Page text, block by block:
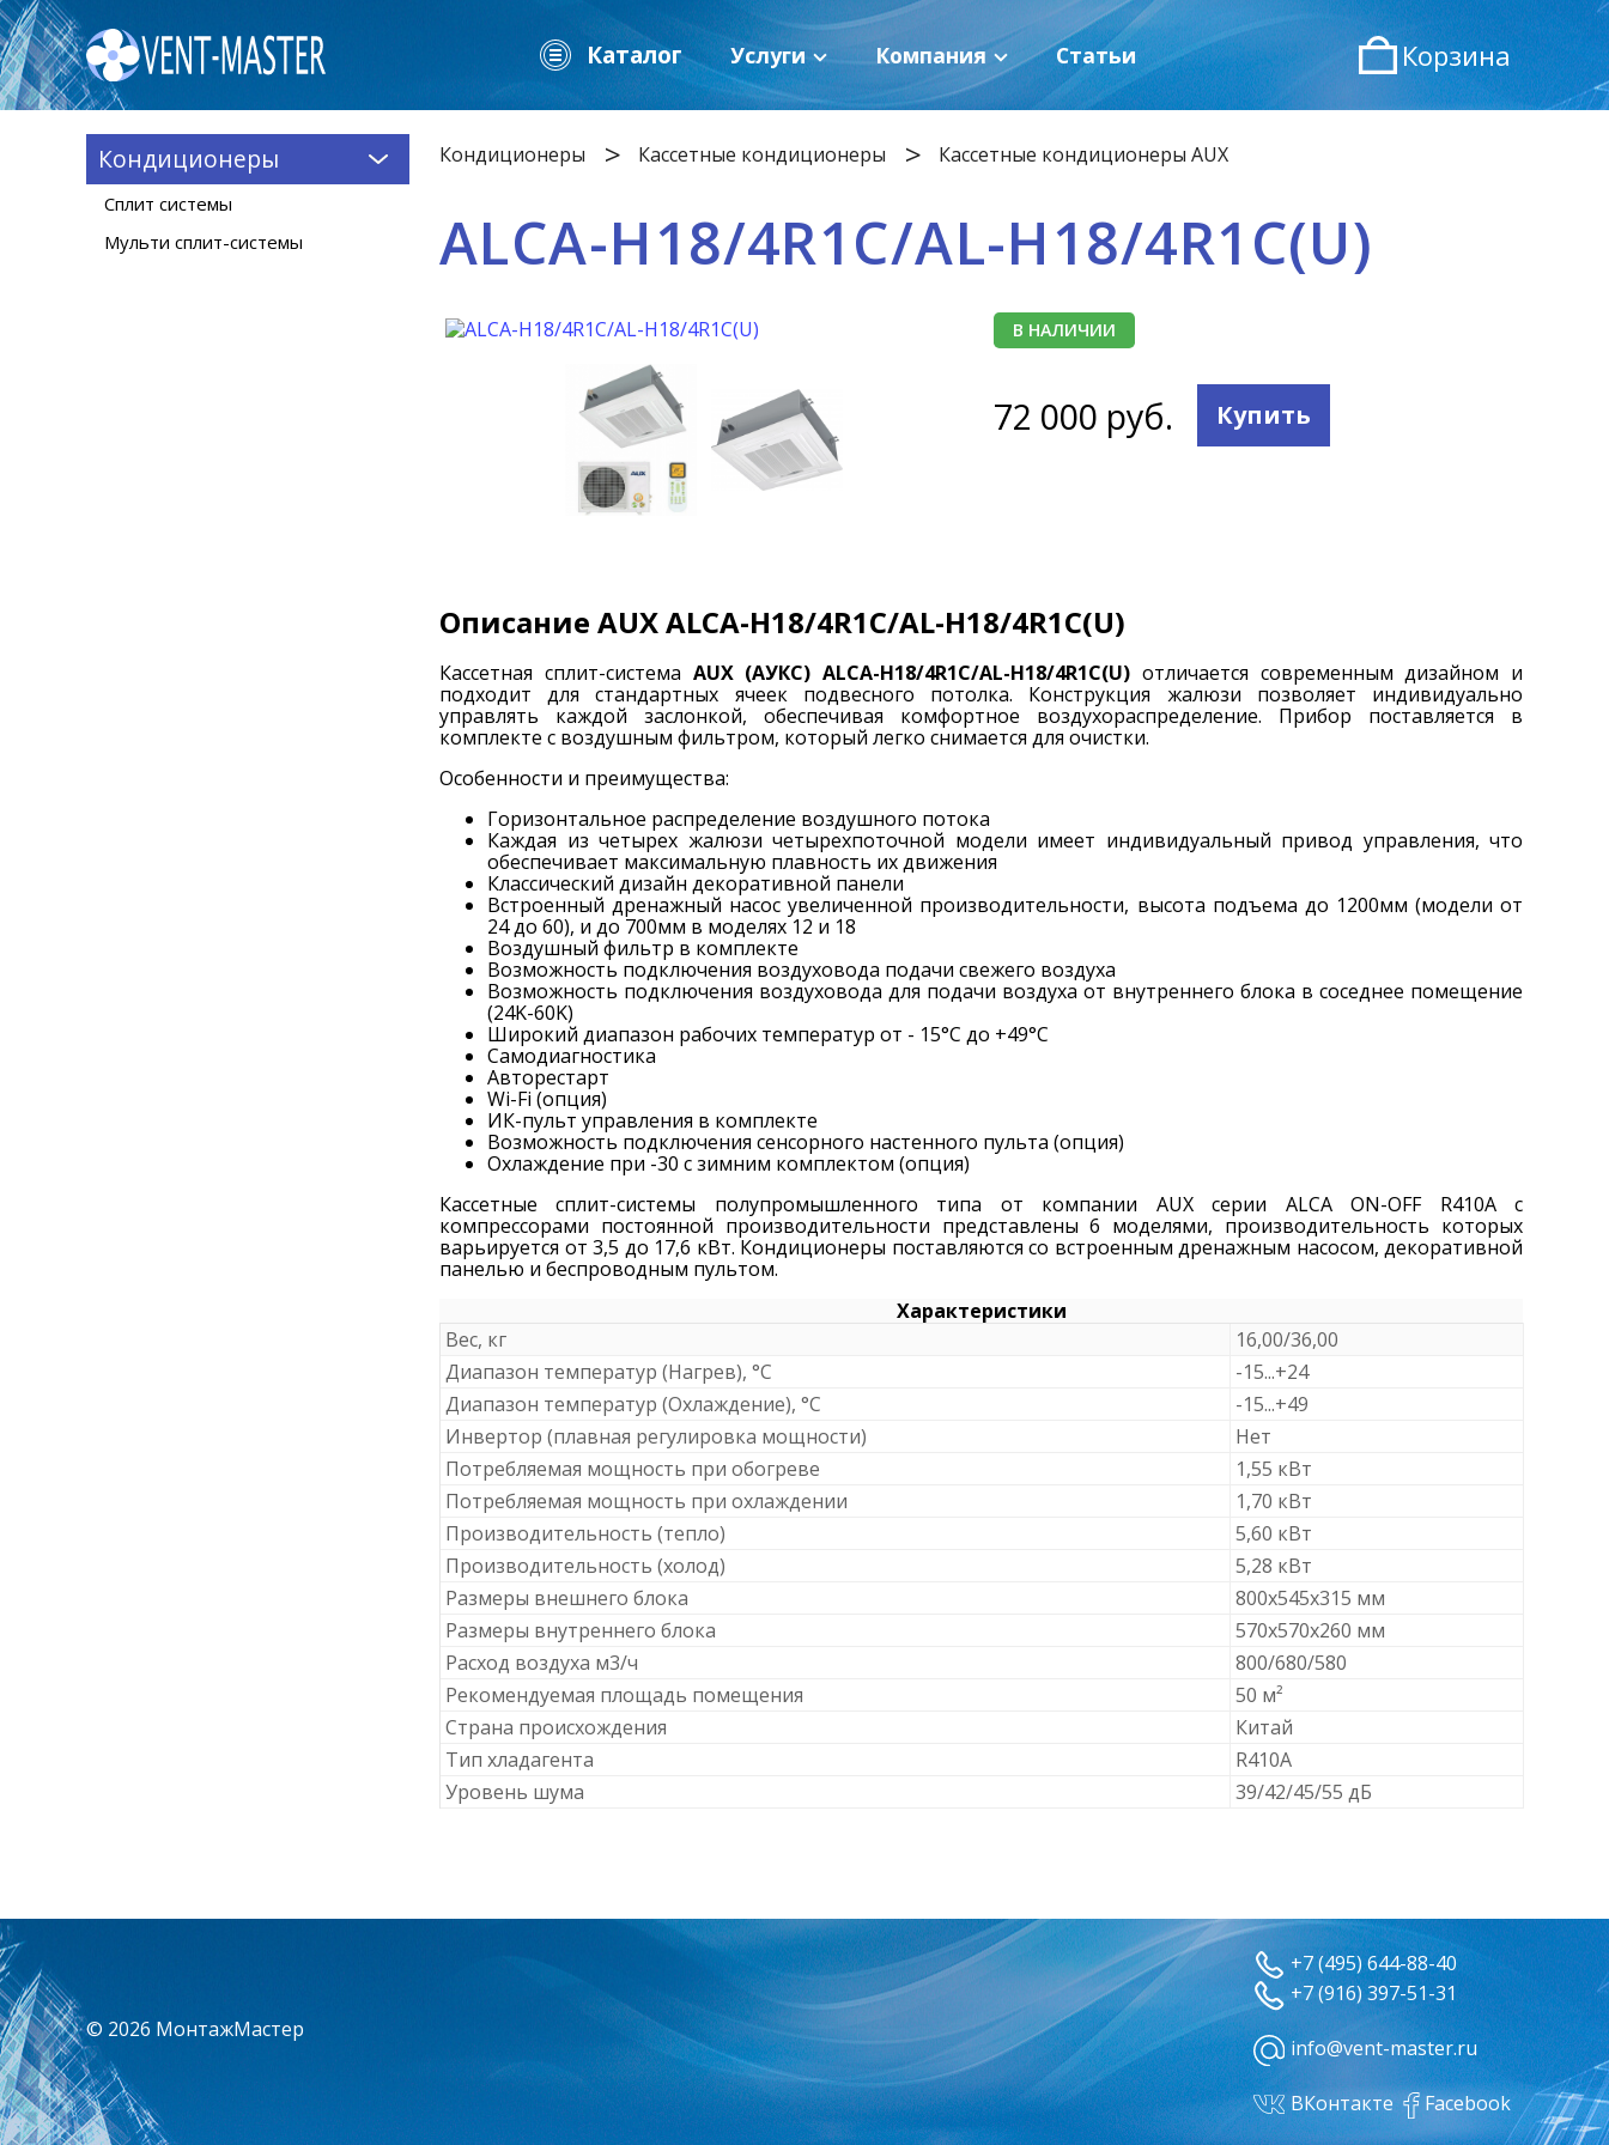
Каталог Услуги Компания Статьи Корзина
Кондиционеры Кассетные кондиционеры Кассетные кондиционеры AUX
ALCA-H18/4R1С/AL-H18/4R1С(U)
В НАЛИЧИИ
72 000 руб. Купить
Описание AUX ALCA-H18/4R1С/AL-H18/4R1С(U)
Кассетная сплит-система AUX (АУКС) ALCA-H18/4R1С/AL-H18/4R1С(U) отличается современным дизайном и
подходит для стандартных ячеек подвесного потолка. Конструкция жалюзи позволяет индивидуально
управлять каждой заслонкой, обеспечивая комфортное воздухораспределение. Прибор поставляется в
комплекте с воздушным фильтром, который легко снимается для очистки.
Особенности и преимущества:
Горизонтальное распределение воздушного потока
Каждая из четырех жалюзи четырехпоточной модели имеет индивидуальный привод управления, что
обеспечивает максимальную плавность их движения
Классический дизайн декоративной панели
Встроенный дренажный насос увеличенной производительности, высота подъема до 1200мм (модели от
24 до 60), и до 700мм в моделях 12 и 18
Воздушный фильтр в комплекте
Возможность подключения воздуховода подачи свежего воздуха
Bозможность подключения воздуховода для подачи воздуха от внутреннего блока в соседнее помещение
(24K-60K)
Широкий диапазон рабочих температур от - 15°С до +49°С
Самодиагностика
Авторестарт
Wi-Fi (опция)
ИК-пульт управления в комплекте
Возможность подключения сенсорного настенного пульта (опция)
Охлаждение при -30 с зимним комплектом (опция)
Кассетные сплит-системы полупромышленного типа от компании AUX серии ALCA ON-OFF R410A с
компрессорами постоянной производительности представлены 6 моделями, производительность которых
варьируется от 3,5 до 17,6 кВт. Кондиционеры поставляются со встроенным дренажным насосом, декоративной
панелью и беспроводным пультом.
Характеристики
Вес, кг
16,00/36,00
Диапазон температур (Нагрев), °C
-15...+24
Диапазон температур (Охлаждение), °C
-15...+49
Инвертор (плавная регулировка мощности)
Нет
Потребляемая мощность при обогреве
1,55 кВт
Потребляемая мощность при охлаждении
1,70 кВт
Производительность (тепло)
5,60 кВт
Производительность (холод)
5,28 кВт
Размеры внешнего блока
800x545x315 мм
Размеры внутреннего блока
570х570х260 мм
Расход воздуха м3/ч
800/680/580
Рекомендуемая площадь помещения
50 м²
Страна происхождения
Китай
Тип хладагента
R410A
Уровень шума
39/42/45/55 дБ
Кондиционеры
Сплит системы
Мульти сплит-системы
© 2026 МонтажМастер
+7 (495) 644-88-40
+7 (916) 397-51-31
info@vent-master.ru
ВКонтакте Facebook